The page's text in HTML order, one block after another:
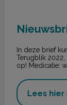
In deze brief
Terugblik
op! Medicatie:
Lees